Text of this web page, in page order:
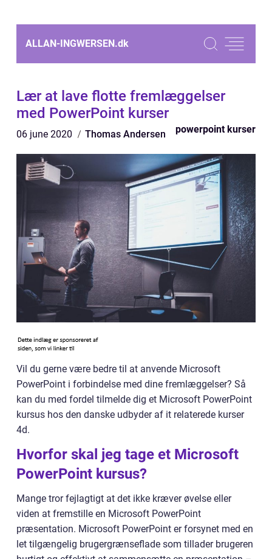
ALLAN-INGWERSEN.dk
Lær at lave flotte fremlæggelser
med PowerPoint kurser
06 june 2020 Thomas Andersen powerpoint kurser
Vil du gerne være bedre til at anvende Microsoft
PowerPoint i forbindelse med dine fremlæggelser? Så
kan du med fordel tilmelde dig et Microsoft PowerPoint
kursus hos den danske udbyder af it relaterede kurser
4d.
Hvorfor skal jeg tage et Microsoft
PowerPoint kursus?
Mange tror fejlagtigt at det ikke kræver øvelse eller
viden at fremstille en Microsoft PowerPoint
præsentation. Microsoft PowerPoint er forsynet med en
let tilgængelig brugergrænseflade som tillader brugeren